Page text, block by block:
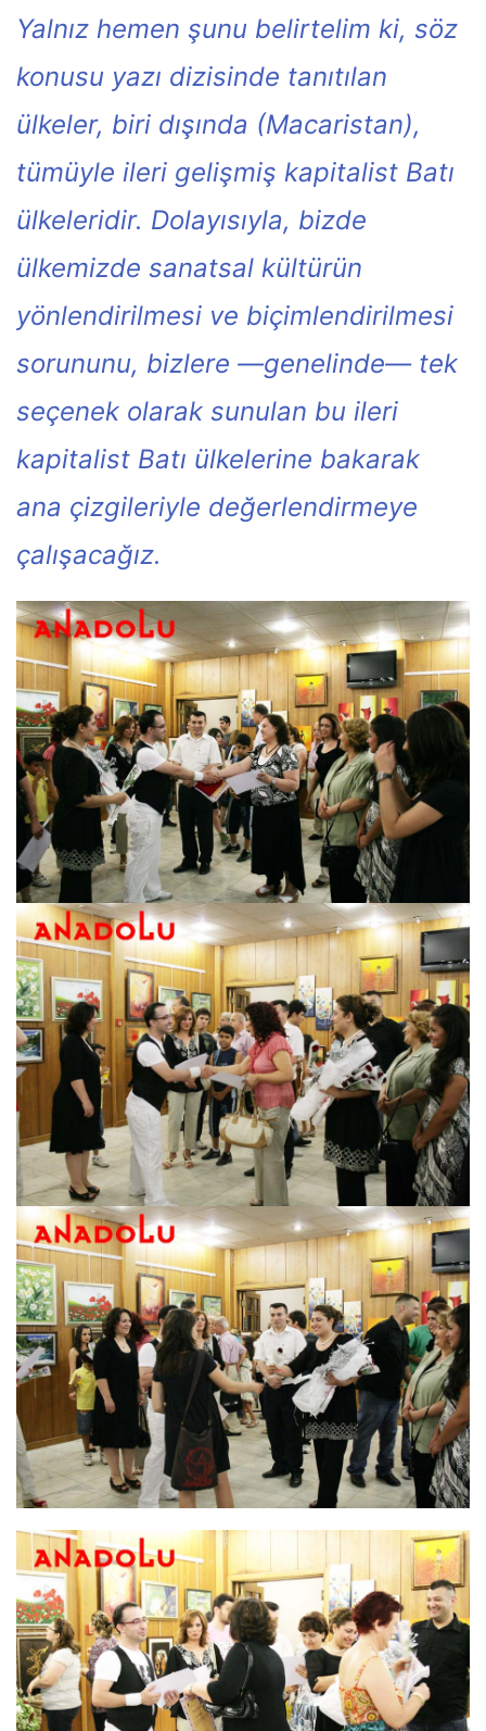
Yalnız hemen şunu belirtelim ki, söz
konusu yazı dizisinde tanıtılan
ülkeler, biri dışında (Macaristan),
tümüyle ileri gelişmiş kapitalist Batı
ülkeleridir. Dolayısıyla, bizde
ülkemizde sanatsal kültürün
yönlendirilmesi ve biçimlendirilmesi
sorununu, bizlere —genelinde— tek
seçenek olarak sunulan bu ileri
kapitalist Batı ülkelerine bakarak
ana çizgileriyle değerlendirmeye
çalışacağız.